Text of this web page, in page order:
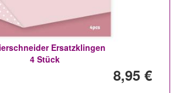
Ersatzklingen
4 Stück
8,95 €